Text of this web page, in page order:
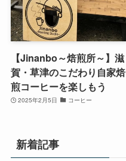
【Jinanbo～焙煎所～】滋
賀・草津のこだわり自家焙
煎コーヒーを楽しもう
2025年2月5日 コーヒー
新着記事